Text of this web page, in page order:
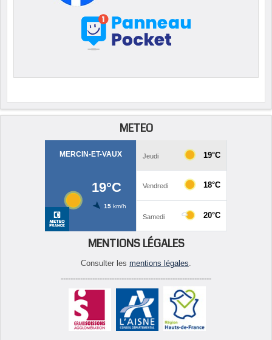
METEO
MENTIONS LÉGALES
Consulter les mentions légales
--------------------------------------------------------------